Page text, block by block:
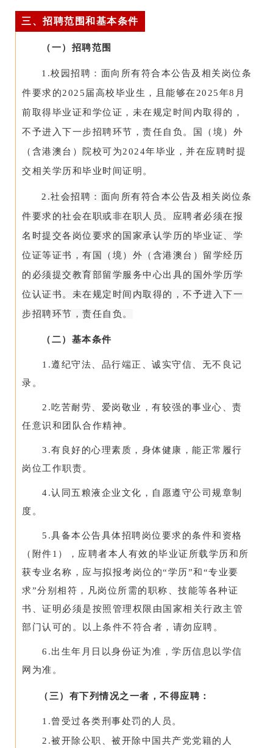
三、招聘范围和基本条件
（一）招聘范围
1.校园招聘：面向所有符合本公告及相关岗位条
件要求的2025届高校毕业生，且能够在2025年8月
前取得毕业证和学位证，未在规定时间内取得的，
不予进入下一步招聘环节，责任自负。国（境）外
（含港澳台）院校可为2024年毕业，并在应聘时提
交相关学历和毕业时间证明。
2.社会招聘： 面向所有符合本公告及相关岗位条
件要求的社会在职或非在职人员。 应聘者必须在报
名时提交各岗位要求的国家承认学历的毕业证、学
位证等证书，有国（境）外（含港澳台）留学经历
的必须提交教育部留学服务中心出具的国外学历学
位认证书。 未在规定时间内取得的，不予进入下一
步招聘环节，责任自负。
（二）基本条件
1.遵纪守法、品行端正、诚实守信、无不良记
录。
2.吃苦耐劳、爱岗敬业，有较强的事业心、责
任意识和团队合作精神。
3.有良好的心理素质，身体健康，能正常履行
岗位工作职责。
4.认同五粮液企业文化，自愿遵守公司规章制
度。
5.具备本公告具体招聘岗位要求的条件和资格
（附件1），应聘者本人有效的毕业证所载学历和所
获专业名称，应与拟报考岗位的“学历”和“专业要
求”分别相符，凡岗位所需的职称、技能等各种证
书、证明必须是按照管理权限由国家相关行政主管
部门认可的。以上条件不符合者，请勿应聘。
6.出生年月日以身份证为准，学历信息以学信
网为准。
（三）有下列情况之一者，不得应聘：
1.曾受过各类刑事处罚的人员。
2.被开除公职、被开除中国共产党党籍的人